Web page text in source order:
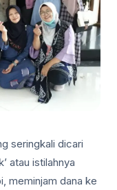
seringkali dicari
atau istilahnya
meminjam dana ke